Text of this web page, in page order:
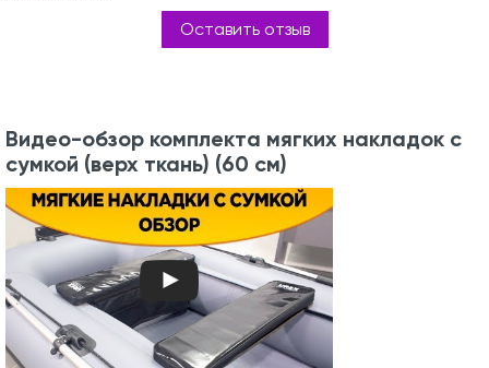
Оставить отзыв
Видео-обзор комплекта мягких накладок с
сумкой (верх ткань) (60 см)